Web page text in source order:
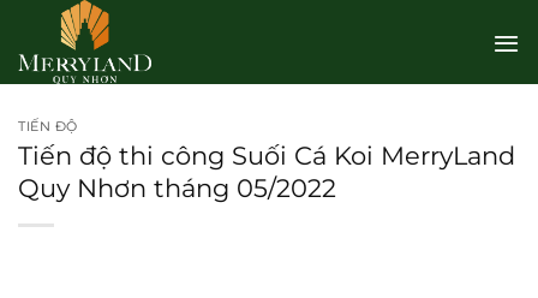
nội
TIẾN ĐỘ
Tiến độ thi công Suối Cá Koi MerryLand
Quy Nhơn tháng 05/2022